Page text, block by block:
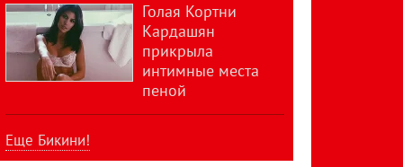
Голая Кортни
Кардашян
прикрыла
интимные места
пеной
Еще Бикини!